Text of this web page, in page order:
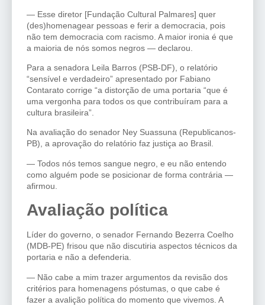
— Esse diretor [Fundação Cultural Palmares] quer
(des)homenagear pessoas e ferir a democracia, pois
não tem democracia com racismo. A maior ironia é que
a maioria de nós somos negros — declarou.
Para a senadora Leila Barros (PSB-DF), o relatório
“sensível e verdadeiro” apresentado por Fabiano
Contarato corrige “a distorção de uma portaria “que é
uma vergonha para todos os que contribuíram para a
cultura brasileira”.
Na avaliação do senador Ney Suassuna (Republicanos-
PB), a aprovação do relatório faz justiça ao Brasil.
— Todos nós temos sangue negro, e eu não entendo
como alguém pode se posicionar de forma contrária —
afirmou.
Avaliação política
Líder do governo, o senador Fernando Bezerra Coelho
(MDB-PE) frisou que não discutiria aspectos técnicos da
portaria e não a defenderia.
— Não cabe a mim trazer argumentos da revisão dos
critérios para homenagens póstumas, o que cabe é
fazer a avalição política do momento que vivemos. A